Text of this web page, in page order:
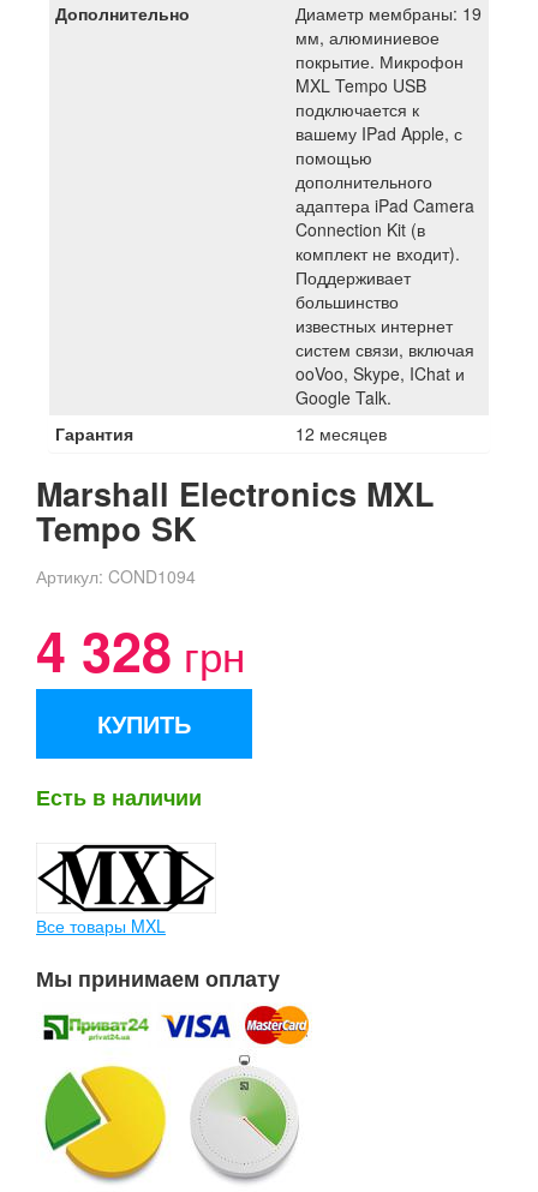
Дополнительно
Диаметр мембраны: 19
мм, алюминиевое
покрытие. Микрофон
MXL Tempo USB
подключается к
вашему IPad Apple, с
помощью
дополнительного
адаптера iPad Camera
Connection Kit (в
комплект не входит).
Поддерживает
большинство
известных интернет
систем связи, включая
ooVoo, Skype, IChat и
Google Talk.
Гарантия
12 месяцев
Marshall Electronics MXL
Tempo SK
Артикул: COND1094
4 328 грн
КУПИТЬ
Есть в наличии
Все товары MXL
Мы принимаем оплату